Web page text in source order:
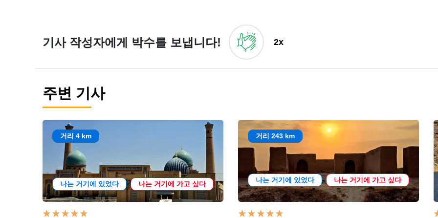
기사 작성자에게 박수를 보냅니다! 2x
주변 기사
거리 4 km
나는 거기에 있었다 나는 거기에 가고 싶다
거리 243 km
나는 거기에 있었다 나는 거기에 가고 싶다